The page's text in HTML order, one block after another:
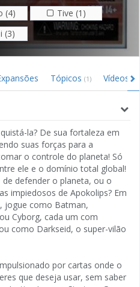
(4)
Tive (1)
(3)
Tópicos (1) Vídeos
la? De sua fortaleza em
suas forças para a
o controle do planeta! Só
ele e o domínio total global!
de defender o planeta, ou o
impiedosos de Apokolips? Em
jogue como Batman,
Cyborg, cada um com
como Darkseid, o super-vilão
por cartas onde o
que deseja usar, sem saber